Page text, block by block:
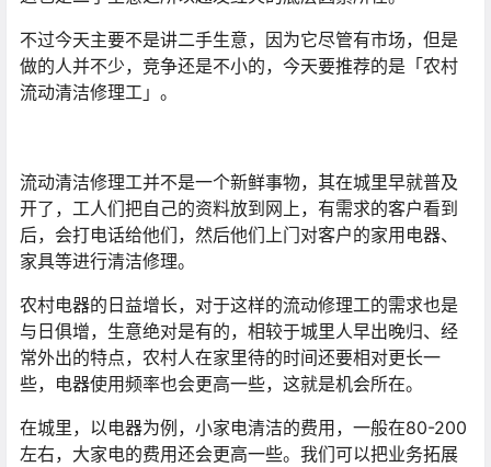
不过今天主要不是讲二手生意，因为它尽管有市场，但是
做的人并不少，竞争还是不小的，今天要推荐的是「农村
流动清洁修理工」。
流动清洁修理工并不是一个新鲜事物，其在城里早就普及
开了，工人们把自己的资料放到网上，有需求的客户看到
后，会打电话给他们，然后他们上门对客户的家用电器、
家具等进行清洁修理。
农村电器的日益增长，对于这样的流动修理工的需求也是
与日俱增，生意绝对是有的，相较于城里人早出晚归、经
常外出的特点，农村人在家里待的时间还要相对更长一
些，电器使用频率也会更高一些，这就是机会所在。
在城里，以电器为例，小家电清洁的费用，一般在80-200
左右，大家电的费用还会更高一些。我们可以把业务拓展